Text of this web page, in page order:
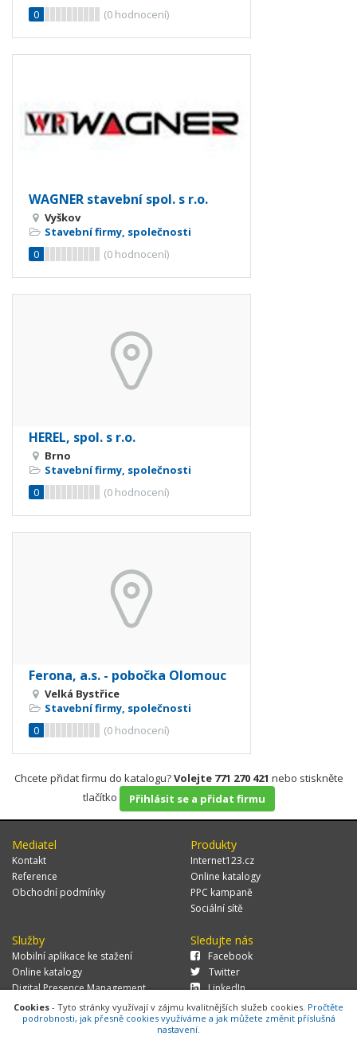
0
(0 hodnocení)
WAGNER stavební spol. s r.o.
Vyškov
Stavební firmy, společnosti
0
(0 hodnocení)
HEREL, spol. s r.o.
Brno
Stavební firmy, společnosti
0
(0 hodnocení)
Ferona, a.s. - pobočka Olomouc
Velká Bystřice
Stavební firmy, společnosti
0
(0 hodnocení)
Chcete přidat firmu do katalogu?Volejte 771 270 421 nebo stiskněte
tlačítko
Přihlásit se a přidat firmu
Mediatel
Kontakt
Reference
Obchodní podmínky
Produkty
Internet123.cz
Online katalogy
PPC kampaně
Sociální sítě
Služby
Mobilní aplikace ke stažení
Online katalogy
Digital Presence Management
Více zákazníků
Sledujte nás
Facebook
Twitter
LinkedIn
Cookies - Tyto stránky využívají v zájmu kvalitnějších služeb cookies. Pročtěte
podrobnosti, jak přesně cookies využíváme a jak můžete změnit příslušná
nastavení.